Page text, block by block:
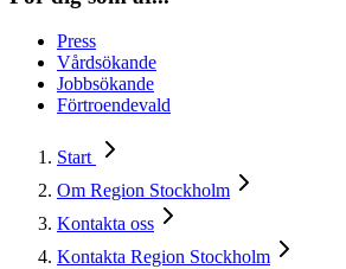
Press
Vårdsökande
Jobbsökande
Förtroendevald
Start
Om Region Stockholm
Kontakta oss
Kontakta Region Stockholm